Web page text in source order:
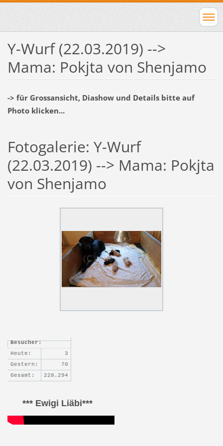
Y-Wurf (22.03.2019) -->
Mama: Pokjta von Shenjamo
-> für Grossansicht, Diashow und Details bitte auf
Photo klicken...
Fotogalerie: Y-Wurf
(22.03.2019) --> Mama: Pokjta
von Shenjamo
Besucher:
Heute:
3
Gestern:
70
Gesamt:
228.294
*** Ewigi Liäbi***